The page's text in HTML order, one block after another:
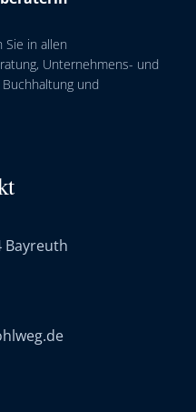
in allen
Unternehmens- und
und
Bayreuth